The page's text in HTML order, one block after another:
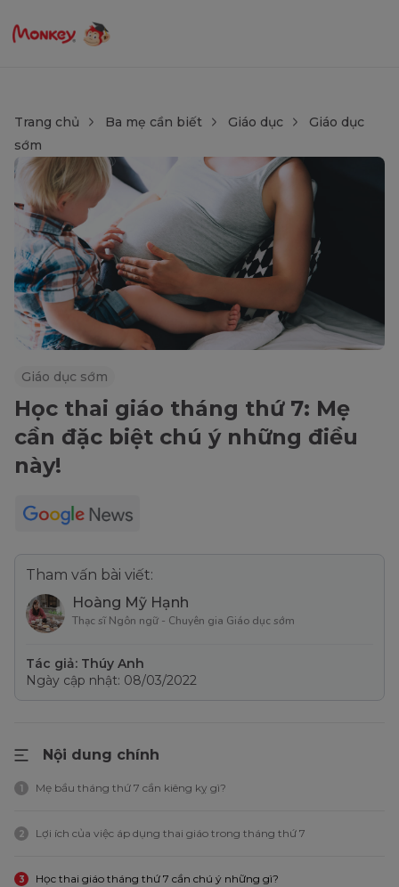
Trang chủ Ba mẹ cần biết Giáo dục
Giáo dục
sớm
Giáo dục sớm
Học thai giáo tháng thứ 7: Mẹ
cần đặc biệt chú ý những điều
này!
Tham vấn bài viết:
Hoàng Mỹ Hạnh
Thạc sĩ Ngôn ngữ - Chuyên gia Giáo dục sớm
Tác giả: Thúy Anh
Ngày cập nhật: 08/03/2022
Nội dung chính
1 Mẹ bầu tháng thứ 7 cần kiêng kỵ gì?
2 Lợi ích của việc áp dụng thai giáo trong tháng thứ 7
3 Học thai giáo tháng thứ 7 cần chú ý những gì?